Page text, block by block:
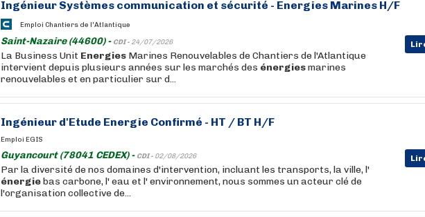
Ingénieur Systèmes communication et sécurité - Energies Marines H/F
Emploi Chantiers de l'Atlantique
Saint-Nazaire (44600) - CDI - 24/07/2026
La Business Unit Energies Marines Renouvelables de Chantiers de l'Atlantique
intervient depuis plusieurs années sur les marchés des énergiesmarines
renouvelables et en particulier sur d...
Ingénieur d'Etude Energie Confirmé - HT / BT H/F
Emploi EGIS
Guyancourt (78041 CEDEX) - CDI - 02/08/2026
Par la diversité de nos domaines d'intervention, incluant les transports, la ville, l'
énergiebas carbone, l' eau et l' environnement, nous sommes un acteur clé de
l'organisation collective de...